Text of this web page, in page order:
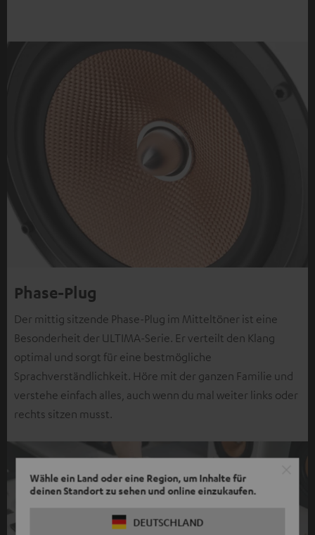
Wähle ein Land oder eine Region, um Inhalte für
deinen Standort zu sehen und online einzukaufen.
DEUTSCHLAND
Phase-Plug
Der mittig sitzende Phase-Plug im Mitteltöner ist eine
Besonderheit der ULTIMA-Serie. Er verteilt den Klang
optimal und sorgt für eine bestmögliche
Sprachverständlichkeit. Höre mit der ganzen Familie und
verstehe einfach alles, auch wenn du mal weiter links oder
rechts sitzen musst.